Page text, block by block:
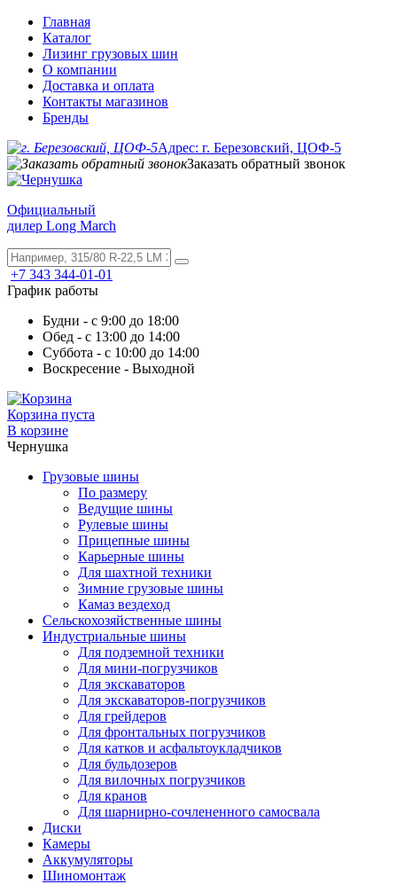
Главная
Каталог
Лизинг грузовых шин
О компании
Доставка и оплата
Контакты магазинов
Бренды
Адрес: г. Березовский, ЦОФ-5
Заказать обратный звонок
Официальный
дилер Long March
+7 343 344-01-01
График работы
Будни - с 9:00 до 18:00
Обед - с 13:00 до 14:00
Суббота - с 10:00 до 14:00
Воскресение - Выходной
Корзина пуста
В корзине
Чернушка
Грузовые шины
По размеру
Ведущие шины
Рулевые шины
Прицепные шины
Карьерные шины
Для шахтной техники
Зимние грузовые шины
Камаз вездеход
Сельскохозяйственные шины
Индустриальные шины
Для подземной техники
Для мини-погрузчиков
Для экскаваторов
Для экскаваторов-погрузчиков
Для грейдеров
Для фронтальных погрузчиков
Для катков и асфальтоукладчиков
Для бульдозеров
Для вилочных погрузчиков
Для кранов
Для шарнирно-сочлененного самосвала
Диски
Камеры
Аккумуляторы
Шиномонтаж